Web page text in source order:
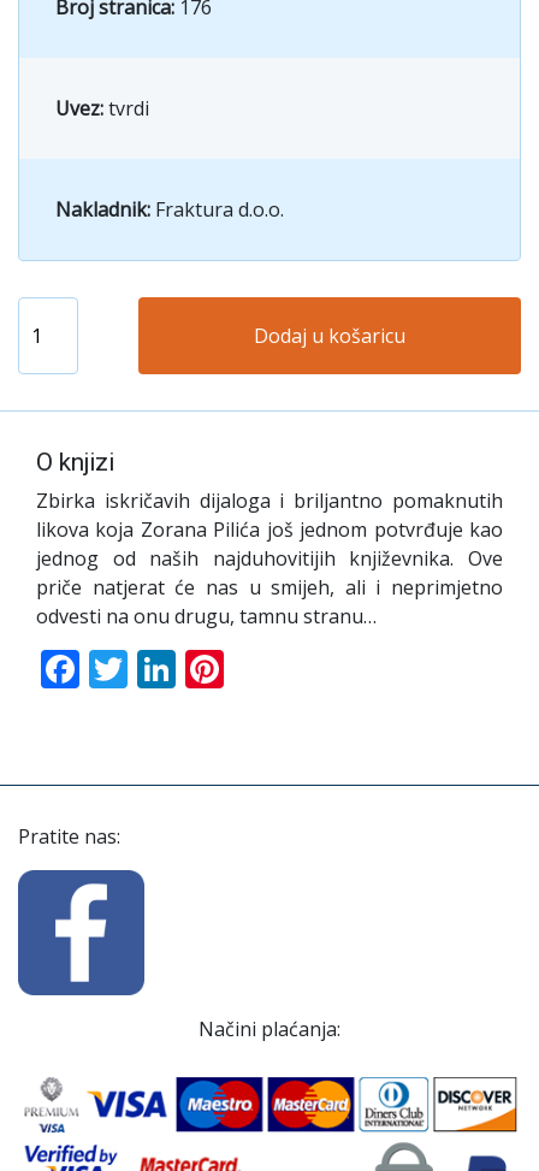
Broj stranica: 176
Uvez:tvrdi
Nakladnik: Fraktura d.o.o.
Dodaj u košaricu
O knjizi
Zbirka iskričavih dijaloga i briljantno pomaknutih
likova koja Zorana Pilića još jednom potvrđuje kao
jednog od naših najduhovitijih književnika. Ove
priče natjerat će nas u smijeh, ali i neprimjetno
odvesti na onu drugu, tamnu stranu…
Facebook
TwitterLinkedIn
Pratite nas:
Načini plaćanja: